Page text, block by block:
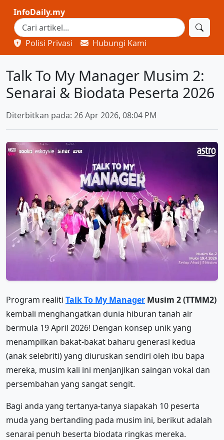
InfoDaily.my
Polisi Privasi Hubungi Kami
Talk To My Manager Musim 2:
Senarai & Biodata Peserta 2026
Diterbitkan pada: 26 Apr 2026, 08:04 PM
Program realiti Talk To My Manager Musim 2 (TTMM2)
kembali menghangatkan dunia hiburan tanah air
bermula 19 April 2026! Dengan konsep unik yang
menampilkan bakat-bakat baharu generasi kedua
(anak selebriti) yang diuruskan sendiri oleh ibu bapa
mereka, musim kali ini menjanjikan saingan vokal dan
persembahan yang sangat sengit.
Bagi anda yang tertanya-tanya siapakah 10 peserta
muda yang bertanding pada musim ini, berikut adalah
senarai penuh beserta biodata ringkas mereka.